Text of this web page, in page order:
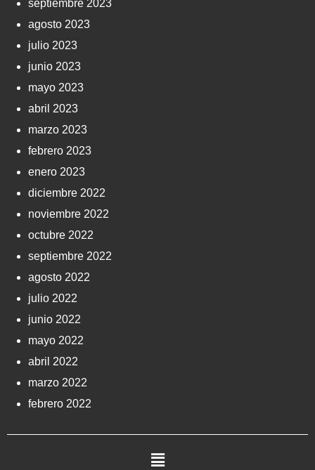
septiembre 2023
agosto 2023
julio 2023
junio 2023
mayo 2023
abril 2023
marzo 2023
febrero 2023
enero 2023
diciembre 2022
noviembre 2022
octubre 2022
septiembre 2022
agosto 2022
julio 2022
junio 2022
mayo 2022
abril 2022
marzo 2022
febrero 2022